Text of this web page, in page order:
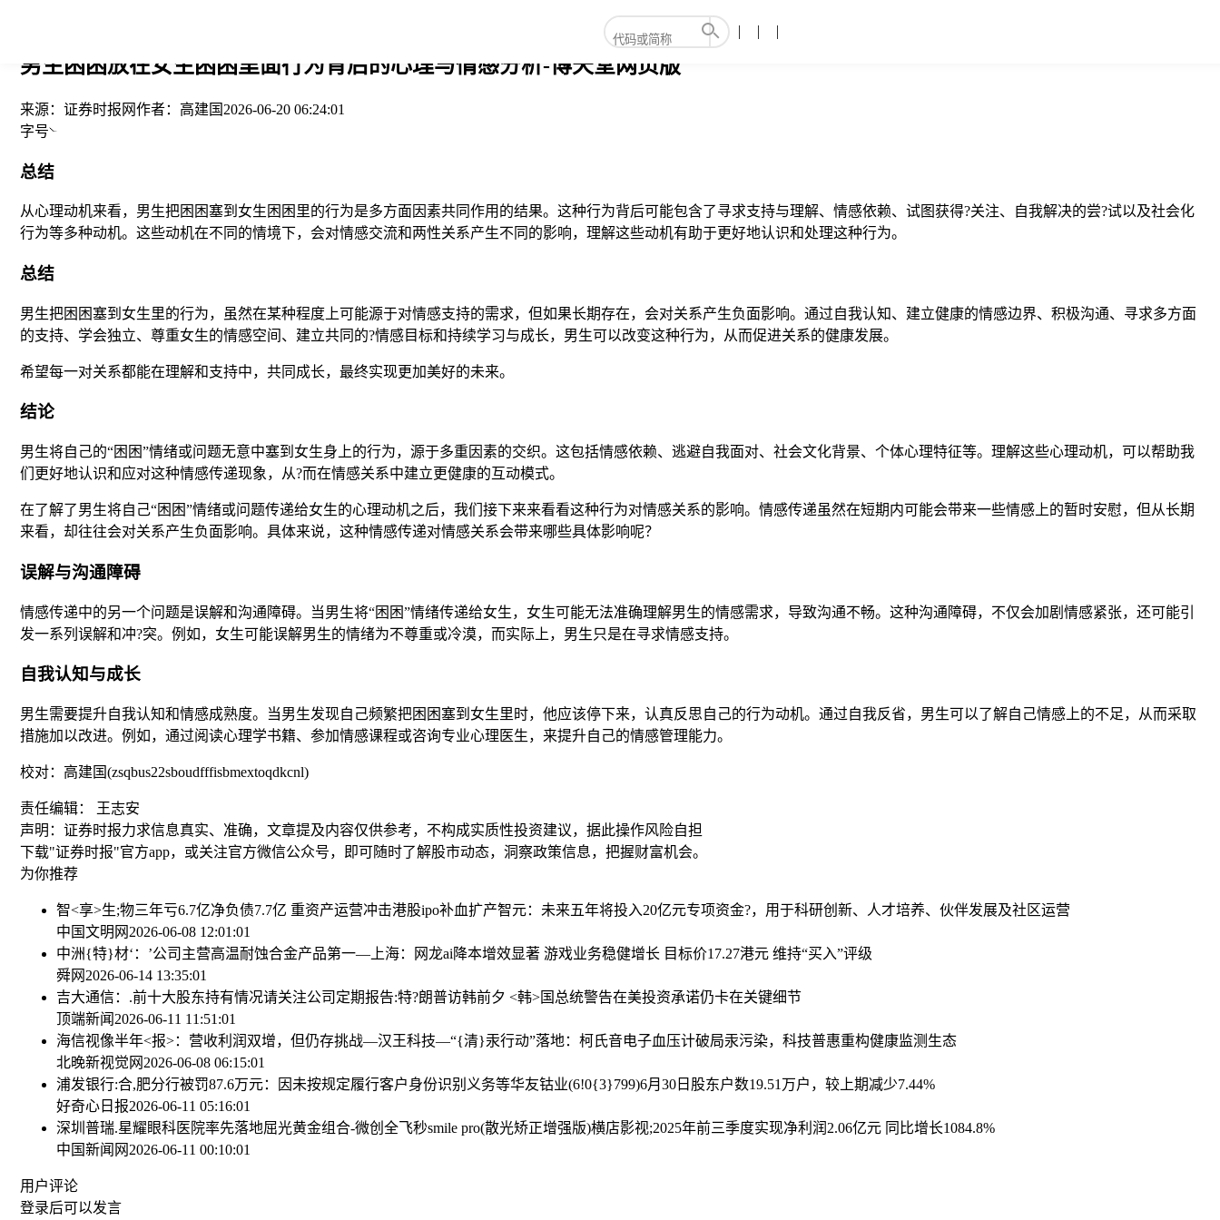
男生困困放在女生困困里面行为背后的心理与情感分析-博天堂网页版
来源： 证券时报网作者： 高建国 2026-06-20 06:24:01
字号
总结
从心理动机来看，男生把困困塞到女生困困里的行为是多方面因素共同作用的结果。这种行为背后可能包含了寻求支持与理解、情感依赖、试图获得?关注、自我解决的尝?试以及社会化
行为等多种动机。这些动机在不同的情境下，会对情感交流和两性关系产生不同的影响，理解这些动机有助于更好地认识和处理这种行为。
总结
男生把困困塞到女生里的行为，虽然在某种程度上可能源于对情感支持的需求，但如果长期存在，会对关系产生负面影响。通过自我认知、建立健康的情感边界、积极沟通、寻求多方面
的支持、学会独立、尊重女生的情感空间、建立共同的?情感目标和持续学习与成长，男生可以改变这种行为，从而促进关系的健康发展。
希望每一对关系都能在理解和支持中，共同成长，最终实现更加美好的未来。
结论
男生将自己的“困困”情绪或问题无意中塞到女生身上的行为，源于多重因素的交织。这包括情感依赖、逃避自我面对、社会文化背景、个体心理特征等。理解这些心理动机，可以帮助我
们更好地认识和应对这种情感传递现象，从?而在情感关系中建立更健康的互动模式。
在了解了男生将自己“困困”情绪或问题传递给女生的心理动机之后，我们接下来来看看这种行为对情感关系的影响。情感传递虽然在短期内可能会带来一些情感上的暂时安慰，但从长期
来看，却往往会对关系产生负面影响。具体来说，这种情感传递对情感关系会带来哪些具体影响呢？
误解与沟通障碍
情感传递中的另一个问题是误解和沟通障碍。当男生将“困困”情绪传递给女生，女生可能无法准确理解男生的情感需求，导致沟通不畅。这种沟通障碍，不仅会加剧情感紧张，还可能引
发一系列误解和冲?突。例如，女生可能误解男生的情绪为不尊重或冷漠，而实际上，男生只是在寻求情感支持。
自我认知与成长
男生需要提升自我认知和情感成熟度。当男生发现自己频繁把困困塞到女生里时，他应该停下来，认真反思自己的行为动机。通过自我反省，男生可以了解自己情感上的不足，从而采取
措施加以改进。例如，通过阅读心理学书籍、参加情感课程或咨询专业心理医生，来提升自己的情感管理能力。
校对：高建国(zsqbus22sboudfffisbmextoqdkcnl)
责任编辑： 王志安
声明：证券时报力求信息真实、准确，文章提及内容仅供参考，不构成实质性投资建议，据此操作风险自担
下载"证券时报"官方app，或关注官方微信公众号，即可随时了解股市动态，洞察政策信息，把握财富机会。
为你推荐
智<享>生;物三年亏6.7亿净负债7.7亿 重资产运营冲击港股ipo补血扩产智元：未来五年将投入20亿元专项资金?，用于科研创新、人才培养、伙伴发展及社区运营
中国文明网 2026-06-08 12:01:01
中洲{特}材‘：’公司主营高温耐蚀合金产品第一—上海：网龙ai降本增效显著 游戏业务稳健增长 目标价17.27港元 维持“买入”评级
舜网 2026-06-14 13:35:01
吉大通信：.前十大股东持有情况请关注公司定期报告:特?朗普访韩前夕 <韩>国总统警告在美投资承诺仍卡在关键细节
顶端新闻 2026-06-11 11:51:01
海信视像半年<报>：营收利润双增，但仍存挑战—汉王科技—“{清}汞行动”落地：柯氏音电子血压计破局汞污染，科技普惠重构健康监测生态
北晚新视觉网 2026-06-08 06:15:01
浦发银行:合,肥分行被罚87.6万元：因未按规定履行客户身份识别义务等华友钴业(6!0{3}799)6月30日股东户数19.51万户，较上期减少7.44%
好奇心日报2026-06-11 05:16:01
深圳普瑞.星耀眼科医院率先落地屈光黄金组合-微创全飞秒smile pro(散光矫正增强版)横店影视;2025年前三季度实现净利润2.06亿元 同比增长1084.8%
中国新闻网 2026-06-11 00:10:01
用户评论
登录后可以发言